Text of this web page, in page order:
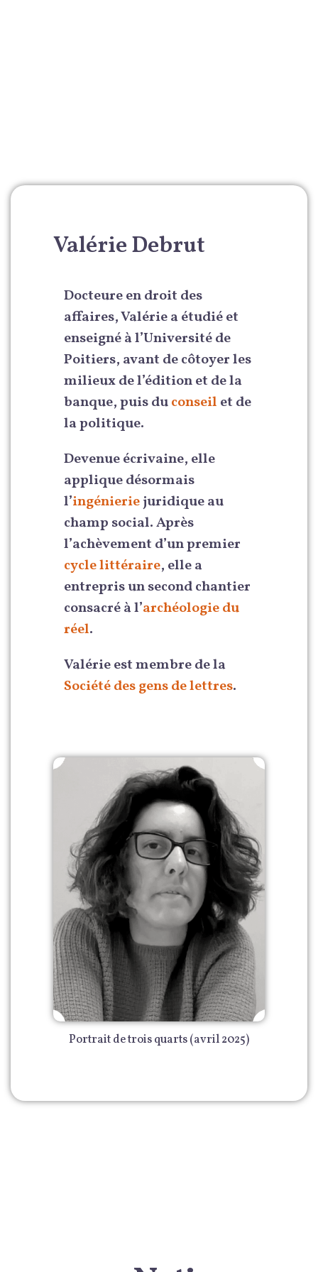
Valérie Debrut
Docteure en droit des
affaires, Valérie a étudié et
enseigné à l’Université de
Poitiers, avant de côtoyer les
milieux de l’édition et de la
banque, puis duconseil et de
la politique.
Devenue écrivaine, elle
applique désormais
l’ingénieriejuridique au
champ social. Après
l’achèvement d’un premier
cycle littéraire, elle a
entrepris un second chantier
consacré à l’archéologie du
réel.
Valérie est membre de la
Société des gens de lettres.
Portrait de trois quarts (avril 2025)